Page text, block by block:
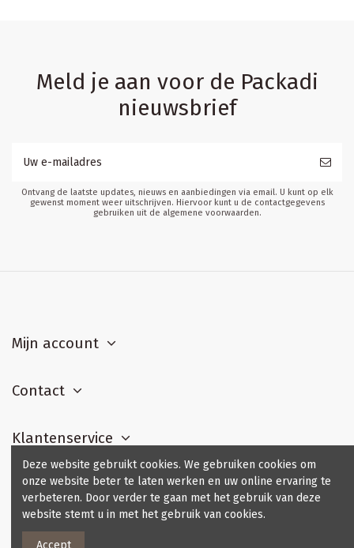
Meld je aan voor de Packadi
nieuwsbrief
Ontvang de laatste updates, nieuws en aanbiedingen via email. U kunt op elk
gewenst moment weer uitschrijven. Hiervoor kunt u de contactgegevens
gebruiken uit de algemene voorwaarden.
Mijn account
Contact
Klantenservice
Contact us
Deze website gebruikt cookies. We gebruiken cookies om
onze website beter te laten werken en uw online ervaring te
verbeteren. Door verder te gaan met het gebruik van deze
website stemt u in met het gebruik van cookies.
Accept